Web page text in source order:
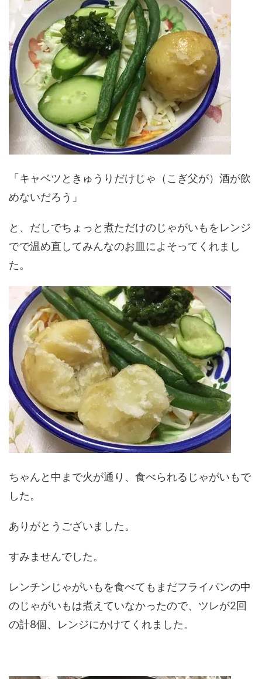
「キャベツときゅうりだけじゃ（こぎ父が）酒が飲
めないだろう」
と、だしでちょっと煮ただけのじゃがいもをレンジ
でで温め直してみんなのお皿によそってくれまし
た。
ちゃんと中まで火が通り、食べられるじゃがいもで
した。
ありがとうございました。
すみませんでした。
レンチンじゃがいもを食べてもまだフライパンの中
のじゃがいもは煮えていなかったので、ツレが2回
の計8個、レンジにかけてくれました。